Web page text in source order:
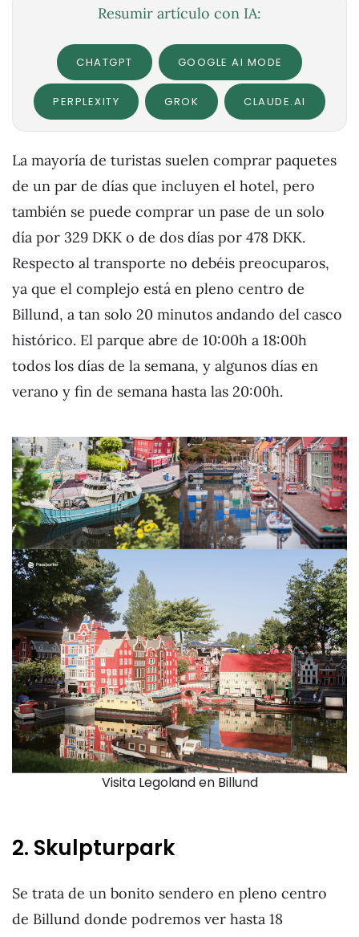
Resumir artículo con IA:
CHATGPT GOOGLE AI MODE
PERPLEXITY GROK CLAUDE.AI
La mayoría de turistas suelen comprar paquetes
de un par de días que incluyen el hotel, pero
también se puede comprar un pase de un solo
día por 329 DKK o de dos días por 478 DKK.
Respecto al transporte no debéis preocuparos,
ya que el complejo está en pleno centro de
Billund, a tan solo 20 minutos andando del casco
histórico. El parque abre de 10:00h a 18:00h
todos los días de la semana, y algunos días en
verano y fin de semana hasta las 20:00h.
Visita Legoland en Billund
2. Skulpturpark
Se trata de un bonito sendero en pleno centro
de Billund donde podremos ver hasta 18